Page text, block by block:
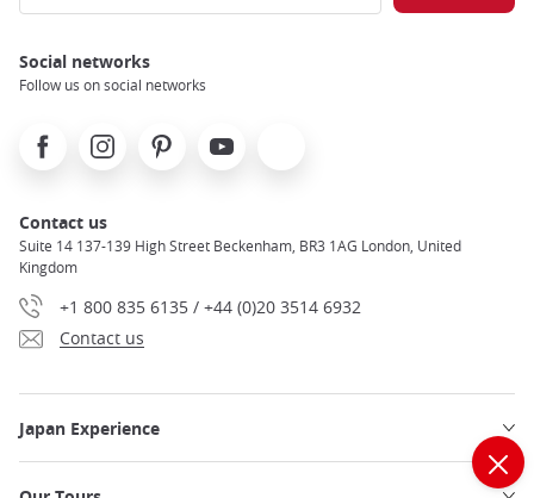
Social networks
Follow us on social networks
FacebookInstagramPinterest Youtube
Contact us
Suite 14 137-139 High Street Beckenham, BR3 1AG London, United
Kingdom
+1 800 835 6135 / +44 (0)20 3514 6932
Contact us
Japan Experience